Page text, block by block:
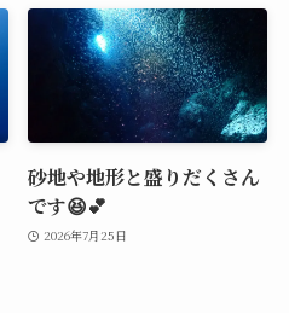
砂地や地形と盛りだくさん
です😆💕
2026年7月25日